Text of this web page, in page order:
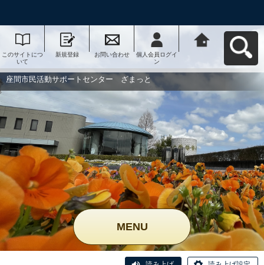
このサイトにつ
いて
新規登録 お問い合わせ
個人会員ログイ
ン
ー ざまっとへ
座間市民活動サポートセンター ざまっと
MENU